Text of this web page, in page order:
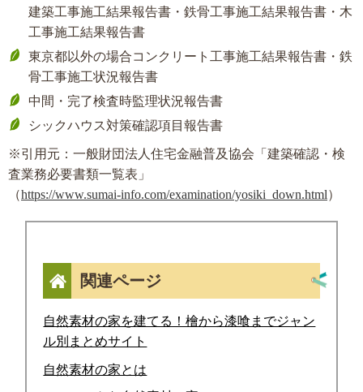
建築工事施工結果報告書・鉄骨工事施工結果報告書・木
工事施工結果報告書
東京都以外の場合コンクリート工事施工結果報告書・鉄
骨工事施工状況報告書
中間・完了検査時監理状況報告書
シックハウス対策確認項目報告書
※引用元：一般財団法人住宅金融普及協会「建築確認・検
査業務必要書類一覧表」
（https://www.sumai-info.com/examination/yosiki_down.html）
関連ページ
自然素材の家を建てる！檜から漆喰までジャン
ル別まとめサイト
自然素材の家とは